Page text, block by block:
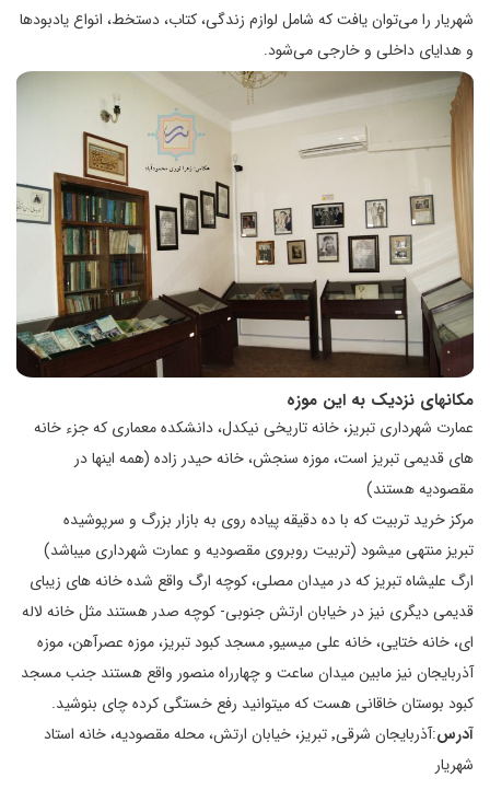
شهریار را می‌توان یافت که شامل لوازم زندگی، کتاب، دستخط، انواع یادبودها
و هدایای داخلی و خارجی می‌شود.
مکانهای نزدیک به این موزه
عمارت شهرداری تبریز، خانه تاریخی نیکدل، دانشکده معماری که جزء خانه
های قدیمی تبریز است، موزه سنجش، خانه حیدر زاده (همه اینها در
مقصودیه هستند)
مرکز خرید تربیت که با ده دقیقه پیاده روی به بازار بزرگ و سرپوشیده
تبریز منتهی میشود (تربیت روبروی مقصودیه و عمارت شهرداری میباشد)
ارگ علیشاه تبریز که در میدان مصلی، کوچه ارگ واقع شده خانه های زیبای
قدیمی دیگری نیز در خیابان ارتش جنوبی- کوچه صدر هستند مثل خانه لاله
ای، خانه ختایی، خانه علی میسیو٬ مسجد کبود تبریز، موزه عصرآهن، موزه
آذربایجان نیز مابین میدان ساعت و چهارراه منصور واقع هستند جنب مسجد
کبود بوستان خاقانی هست که میتوانید رفع خستگی کرده چای بنوشید.
آدرس
:آذربایجان شرقی٬ تبریز، خیابان ارتش، محله مقصودیه، خانه استاد
شهریار